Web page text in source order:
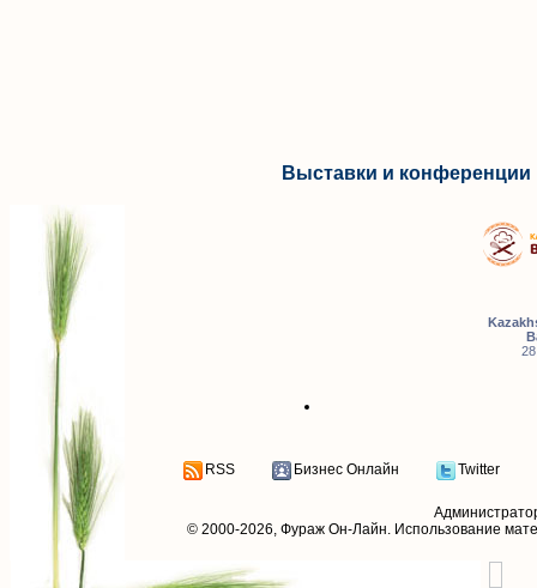
Выставки и конференции
RSS Бизнес Онлайн Twitter
© 2000-2026, Фураж Он-Лайн. Использование